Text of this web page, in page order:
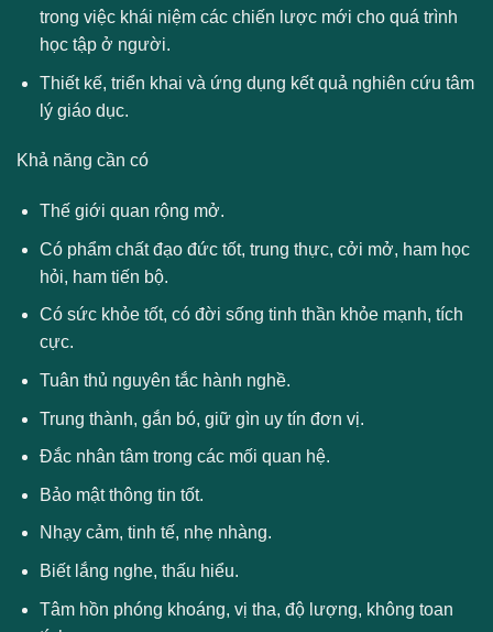
trong việc khái niệm các chiến lược mới cho quá trình
học tập ở người.
Thiết kế, triển khai và ứng dụng kết quả nghiên cứu tâm
lý giáo dục.
Khả năng cần có
Thế giới quan rộng mở.
Có phẩm chất đạo đức tốt, trung thực, cởi mở, ham học
hỏi, ham tiến bộ.
Có sức khỏe tốt, có đời sống tinh thần khỏe mạnh, tích
cực.
Tuân thủ nguyên tắc hành nghề.
Trung thành, gắn bó, giữ gìn uy tín đơn vị.
Đắc nhân tâm trong các mối quan hệ.
Bảo mật thông tin tốt.
Nhạy cảm, tinh tế, nhẹ nhàng.
Biết lắng nghe, thấu hiểu.
Tâm hồn phóng khoáng, vị tha, độ lượng, không toan